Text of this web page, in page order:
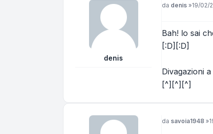
denis
Messaggio
da denis »19/02/
Bah! lo sai
[:D][:D]
Divagazioni
[^][^][^]
Messaggio
da savoia1948 »